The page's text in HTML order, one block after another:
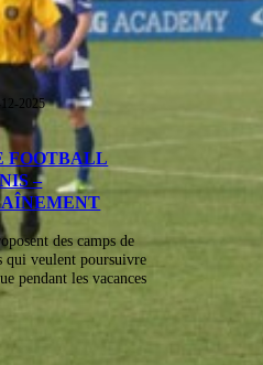
2025
FOOTBALL
–
des camps de
qui veulent poursuivre
pendant les vacances